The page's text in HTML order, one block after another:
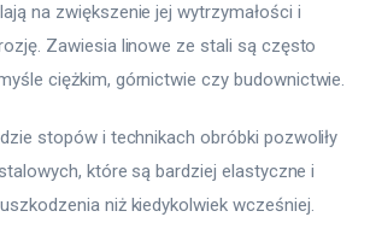
na zwiększenie jej wytrzymałości i
Zawiesia linowe ze stali są często
ciężkim, górnictwie czy budownictwie.
stopów i technikach obróbki pozwoliły
które są bardziej elastyczne i
niż kiedykolwiek wcześniej.